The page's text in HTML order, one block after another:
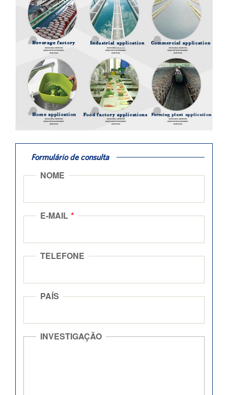
Formulário de consulta
NOME
E-MAIL *
TELEFONE
PAÍS
INVESTIGAÇÃO